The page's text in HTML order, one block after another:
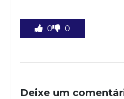
0 0
Deixe um